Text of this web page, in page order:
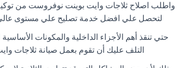
واطلب اصلاح ثلاجات وايت بوينت نوفروست من
لتحصل علي افضل خدمة تصليح علي مستوى عالي
حتي تنقذ أهم الأجزاء الداخلية والمكونات
التلف عليك أن تقوم بعمل صيانة ثلاجات